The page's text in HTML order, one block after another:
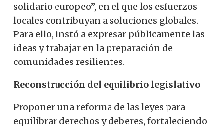
solidario europeo”, en el que los esfuerzos
locales contribuyan a soluciones globales.
Para ello, instó a expresar públicamente las
ideas y trabajar en la preparación de
comunidades resilientes.
Reconstrucción del equilibrio legislativo
Proponer una reforma de las leyes para
equilibrar derechos y deberes, fortaleciendo